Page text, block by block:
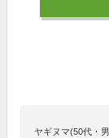
ヤギヌマ(50代・